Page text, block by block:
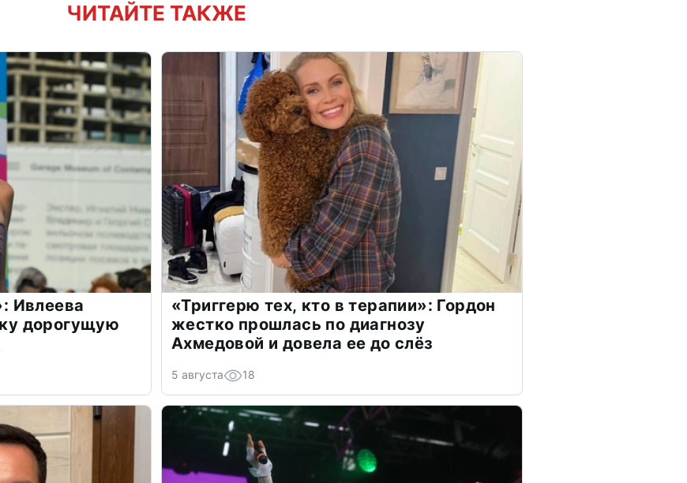
ЧИТАЙТЕ ТАКЖЕ
Ивлеева
дорогущую
«Триггерю тех, кто в терапии»: Гордон
жестко прошлась по диагнозу
Ахмедовой и довела ее до слёз
5 августа 18